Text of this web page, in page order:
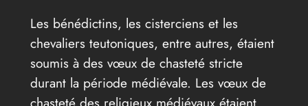
Les bénédictins, les cisterciens et les
chevaliers teutoniques, entre autres, étaient
soumis à des vœux de chasteté stricte
durant la période médiévale. Les vœux de